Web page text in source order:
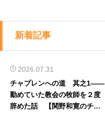
新着記事
2026.07.31
チャプレンへの道 其之1――
勤めていた教会の牧師を２度
辞めた話 【関野和寛のチャ